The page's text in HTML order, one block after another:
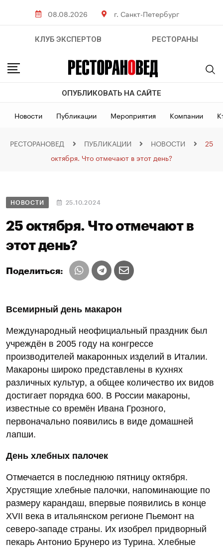
08.08.2026 г. Санкт-Петербург
КЛУБ ЭКСПЕРТОВ РЕСТОРАНЫ
ОПУБЛИКОВАТЬ НА САЙТЕ
Новости Публикации Мероприятия Компании
РЕСТОРАНОВЕД ПУБЛИКАЦИИ НОВОСТИ
25
октября. Что отмечают в этот день?
НОВОСТИ 25.10.2024
25 октября. Что отмечают в
этот день?
Поделиться:
Всемирный день макарон
Международный неофициальный праздник был
учреждён в 2005 году на конгрессе
производителей макаронных изделий в Италии.
Макароны широко представлены в кухнях
различных культур, а общее количество их видов
достигает порядка 600. В России макароны,
известные со времён Ивана Грозного,
первоначально появились в виде домашней
лапши.
День хлебных палочек
Отмечается в последнюю пятницу октября.
Хрустящие хлебные палочки, напоминающие по
размеру карандаш, впервые появились в конце
XVII века в итальянском регионе Пьемонт на
северо-западе страны. Их изобрел придворный
пекарь Антонио Брунеро из Турина. Хлебные